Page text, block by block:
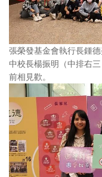
張榮發基金會執行長鍾
中校長楊振明（中排右
前相見歡。